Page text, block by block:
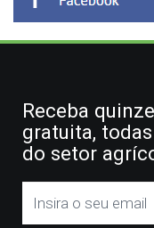
Receba
gratuita,
do setor